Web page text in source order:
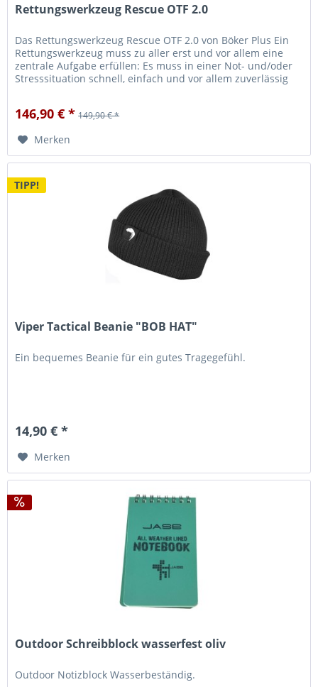
Rettungswerkzeug Rescue OTF 2.0
Das Rettungswerkzeug Rescue OTF 2.0 von Böker Plus Ein
Rettungswerkzeug muss zu aller erst und vor allem eine
zentrale Aufgabe erfüllen: Es muss in einer Not- und/oder
Stresssituation schnell, einfach und vor allem zuverlässig
146,90 € * 149,90 € *
Merken
TIPP!
Viper Tactical Beanie "BOB HAT"
Ein bequemes Beanie für ein gutes Tragegefühl.
14,90 € *
Merken
Outdoor Schreibblock wasserfest oliv
Outdoor Notizblock Wasserbeständig.